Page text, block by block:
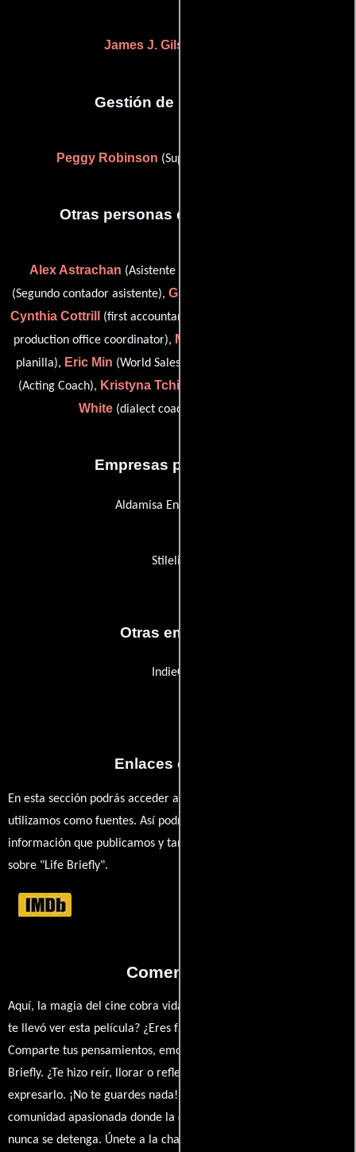
James J. Gilson
Gestión de producción
Peggy Robinson (Supervisor de producción)
Otras personas que participaron
Alex Astrachan (Asistente de dirección),
(Segundo contador asistente), Greg Bernstein
Cynthia Cottrill (first accountant),
production office coordinator), Michael Levinge
planilla), Eric Min (World Sales Executive),
(Acting Coach), Kristyna Tchir
White (dialect coach: David Wenham)
Empresas productoras
Aldamisa Entertainment
Stilelibero
Otras empresas
IndieClear
Enlaces externos
En esta sección podrás acceder a los recursos externos que
utilizamos como fuentes. Así podrás chequear toda la
información que publicamos y también ampliar tu conocimiento
sobre "Life Briefly".
Comentarios
Aquí, la magia del cine cobra vida a través de tus opiniones. ¿Qué
te llevó ver esta película? ¿Eres fan de Ashley Judd o Ty Simpkins?
Comparte tus pensamientos, emociones y críticas sobre Life
Briefly. ¿Te hizo reír, llorar o reflexionar? Este es el lugar para
expresarlo. ¡No te guardes nada! Queremos construir una
comunidad apasionada donde la conversación sobre cine y series
nunca se detenga. Únete a la charla y déjanos conocer tu mundo